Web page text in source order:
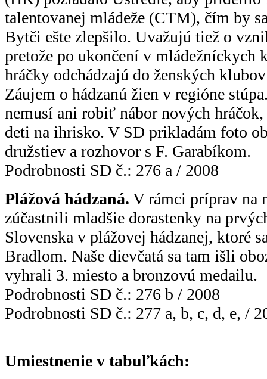
talentovanej mládeže (CTM), čím by
Bytči ešte zlepšilo. Uvažujú tiež o
pretože po ukončení v mládežníckych
hráčky odchádzajú do ženských
Záujem o hádzanú žien v regióne
nemusí ani robiť nábor nových
deti na ihrisko. V SD prikladám foto
družstiev a rozhovor s F. Garabíkom.
Podrobnosti SD č.: 276 a / 2008
Plážová hádzaná. V rámci príprav na
zúčastnili mladšie dorastenky na
Slovenska v plážovej hádzanej, ktoré
Bradlom. Naše dievčatá sa tam išli
vyhrali 3. miesto a bronzovú medailu.
Podrobnosti SD č.: 276 b / 2008
Podrobnosti SD č.: 277 a, b, c, d, e, /
Umiestnenie v tabuľkách: